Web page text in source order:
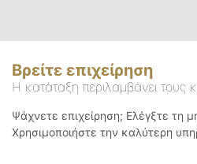
Βρείτε επιχείρηση
Η κατάταξη περιλαμβάνει τους
Ψάχνετε επιχείρηση; Ελέγξτε τη
Χρησιμοποιήστε την καλύτερη